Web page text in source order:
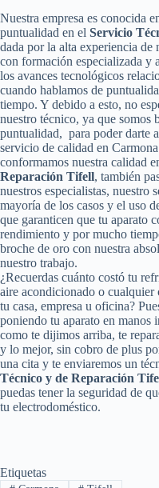
Nuestra empresa es conocida
puntualidad en el Servicio
dada por la alta experiencia de
con formación especializada y
los avances tecnológicos
cuando hablamos de
tiempo. Y debido a esto, no
nuestro técnico, ya que somos
puntualidad, para poder darte
servicio de calidad en
conformamos nuestra calidad
Reparación Tifell, también
nuestros especialistas, nuestro
mayoría de los casos y el uso
que garanticen que tu aparato
rendimiento y por mucho
broche de oro con nuestra
nuestro trabajo.
¿Recuerdas cuánto costó tu
aire acondicionado o
tu casa, empresa u oficina?
poniendo tu aparato en manos
como te dijimos arriba, te
y lo mejor, sin cobro de plus
una cita y te enviaremos un
Técnico y de Reparación
puedas tener la seguridad de
tu electrodoméstico.
Etiquetas